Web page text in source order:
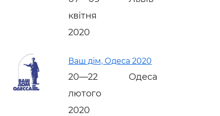
квітня
2020
Ваш дім, Одеса 2020
20—22
лютого
2020
Одеса